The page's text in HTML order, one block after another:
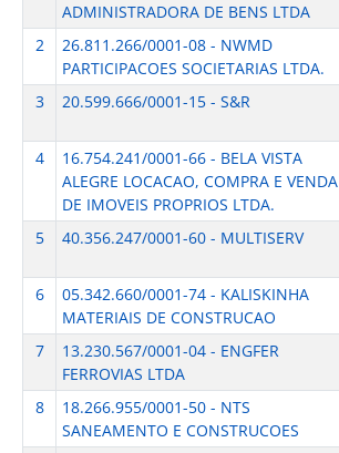
ADMINISTRADORA DE BENS LTDA
2
26.811.266/0001-08 - NWMD
PARTICIPACOES SOCIETARIAS LTDA.
3
20.599.666/0001-15 - S&R
4
16.754.241/0001-66 - BELA VISTA
ALEGRE LOCACAO, COMPRA E VENDA
DE IMOVEIS PROPRIOS LTDA.
5 40.356.247/0001-60 - MULTISERV
6
05.342.660/0001-74 - KALISKINHA
MATERIAIS DE CONSTRUCAO
7
13.230.567/0001-04 - ENGFER
FERROVIAS LTDA
8
18.266.955/0001-50 - NTS
SANEAMENTO E CONSTRUCOES